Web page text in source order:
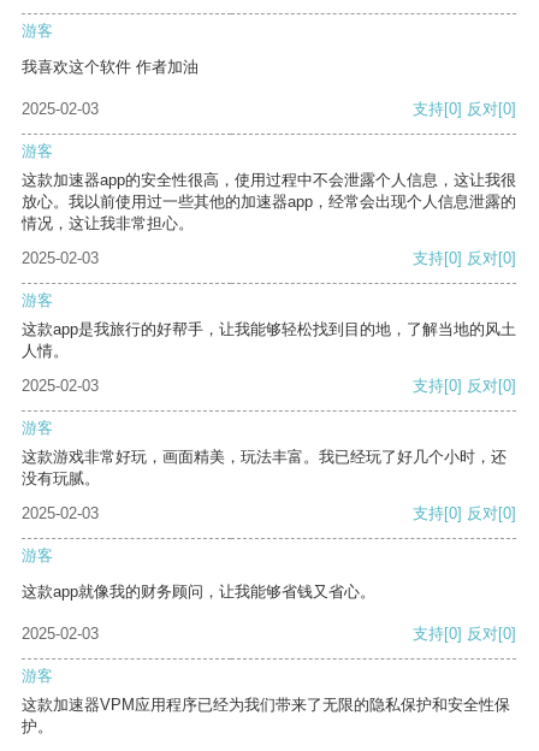
游客
我喜欢这个软件 作者加油
2025-02-03 支持[0] 反对[0]
游客
这款加速器app的安全性很高，使用过程中不会泄露个人信息，这让我很
放心。我以前使用过一些其他的加速器app，经常会出现个人信息泄露的
情况，这让我非常担心。
2025-02-03
支持[0] 反对[0]
游客
这款app是我旅行的好帮手，让我能够轻松找到目的地，了解当地的风土
人情。
2025-02-03
支持[0] 反对[0]
游客
这款游戏非常好玩，画面精美，玩法丰富。我已经玩了好几个小时，还
没有玩腻。
2025-02-03
支持[0] 反对[0]
游客
这款app就像我的财务顾问，让我能够省钱又省心。
2025-02-03 支持[0] 反对[0]
游客
这款加速器VPM应用程序已经为我们带来了无限的隐私保护和安全性保
护。